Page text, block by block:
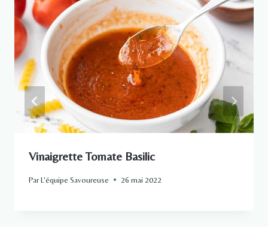
Vinaigrette Tomate Basilic
ParL'équipe Savoureuse 26 mai 2022